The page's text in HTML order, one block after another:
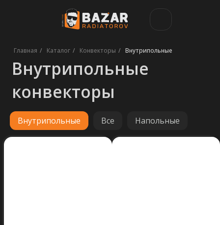
Главная / Каталог / Конвекторы / Внутрипольные
Внутрипольные
конвекторы
Внутрипольные Все Напольные